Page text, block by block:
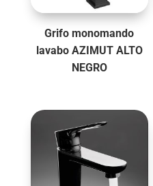
Grifo monomando
lavabo AZIMUT ALTO
NEGRO